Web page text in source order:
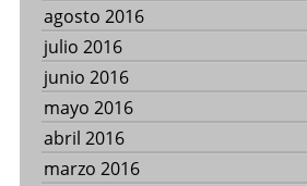
agosto 2016
julio 2016
junio 2016
mayo 2016
abril 2016
marzo 2016